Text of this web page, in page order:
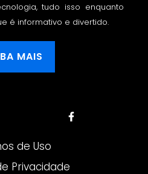
tudo isso enquanto
é informativo e divertido.
MAIS
de Uso
Privacidade